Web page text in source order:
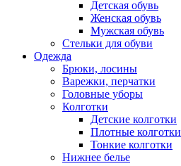
Детская обувь
Женская обувь
Мужская обувь
Стельки для обуви
Одежда
Брюки, лосины
Варежки, перчатки
Головные уборы
Колготки
Детские колготки
Плотные колготки
Тонкие колготки
Нижнее белье